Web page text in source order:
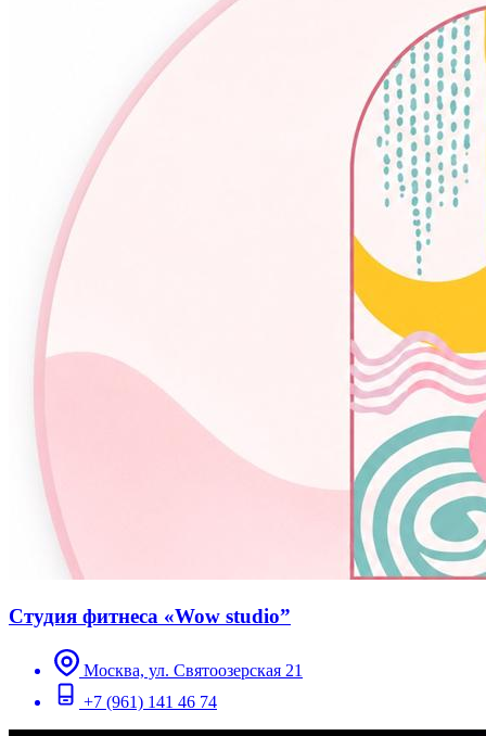
Студия фитнеса «Wow studio”
Москва, ул. Святоозерская 21
+7 (961) 141 46 74